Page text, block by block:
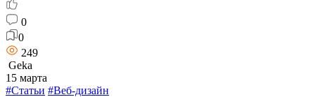
0
0
249
Geka
15 марта
#Статьи #Веб-дизайн